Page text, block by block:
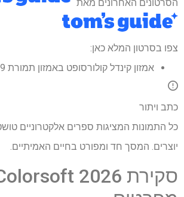
הסרטונים האחרונים מאת
צפו בסרטון המלא כאן:
אמזון קינדל קולורסופט באמזון תמורת 189.99 דולר
כתב ויתור
כל התמונות המציגות ספרים אלקטרוניים
יוצרים. המסך חד ומפורט בחיים האמיתיים.